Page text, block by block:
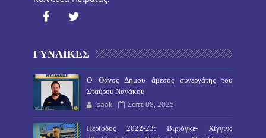
ΓΥΝΑΙΚΕΣ
O Θάνος Δήμου άμεσος συνεργάτης του
Σταύρου Νανάκου
isaak Σεπτ 08, 2025
Περίοδος 2022-23: Βιριόγκε- Χίγγινς